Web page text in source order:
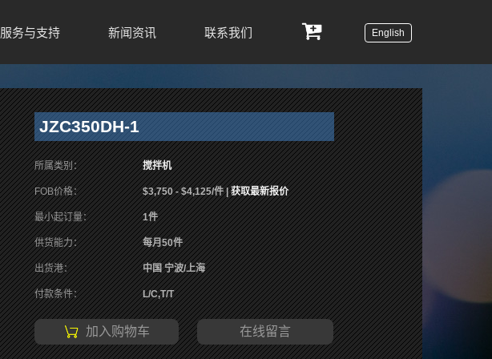
服务与支持 新闻资讯 联系我们 English
JZC350DH-1
所属类别： 搅拌机
FOB价格： $3,750 - $4,125/件 |获取最新报价
最小起订量： 1件
供货能力： 每月50件
出货港： 中国 宁波/上海
付款条件： L/C,T/T
加入购物车 在线留言